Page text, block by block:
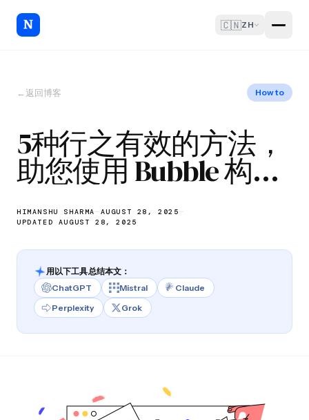
🇨🇳ZH
←返回博客 How to
5种行之有效的方法，
助您使用 Bubble 构建
和发展业务
HIMANSHU SHARMA—AUGUST 28, 2025—
UPDATED AUGUST 28, 2025
用以下工具总结本文：
ChatGPT
Mistral
Claude
Perplexity
Grok